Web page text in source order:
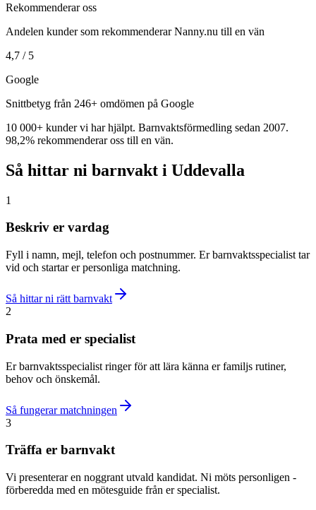
Rekommenderar oss
Andelen kunder som rekommenderar Nanny.nu till en vän
4,7 / 5
Google
Snittbetyg från 246+ omdömen på Google
10 000+ kunder vi har hjälpt. Barnvaktsförmedling sedan 2007.
98,2% rekommenderar oss till en vän.
Så hittar ni barnvakt i Uddevalla
1
Beskriv er vardag
Fyll i namn, mejl, telefon och postnummer. Er barnvaktsspecialist tar
vid och startar er personliga matchning.
Så hittar ni rätt barnvakt
2
Prata med er specialist
Er barnvaktsspecialist ringer för att lära känna er familjs rutiner,
behov och önskemål.
Så fungerar matchningen
3
Träffa er barnvakt
Vi presenterar en noggrant utvald kandidat. Ni möts personligen -
förberedda med en mötesguide från er specialist.